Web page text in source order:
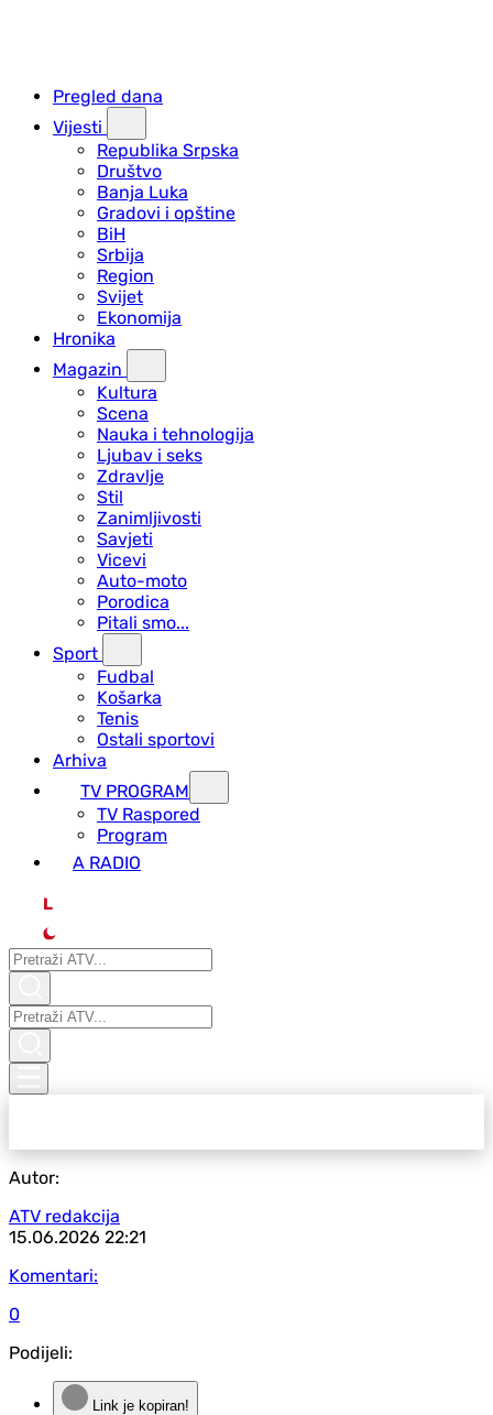
Pregled dana
Vijesti
Republika Srpska
Društvo
Banja Luka
Gradovi i opštine
BiH
Srbija
Region
Svijet
Ekonomija
Hronika
Magazin
Kultura
Scena
Nauka i tehnologija
Ljubav i seks
Zdravlje
Stil
Zanimljivosti
Savjeti
Vicevi
Auto-moto
Porodica
Pitali smo...
Sport
Fudbal
Košarka
Tenis
Ostali sportovi
Arhiva
TV PROGRAM
ТV Raspored
Program
A RADIO
L
Autor:
ATV redakcija
15.06.2026 22:21
Komentari:
0
Podijeli:
Link je kopiran!